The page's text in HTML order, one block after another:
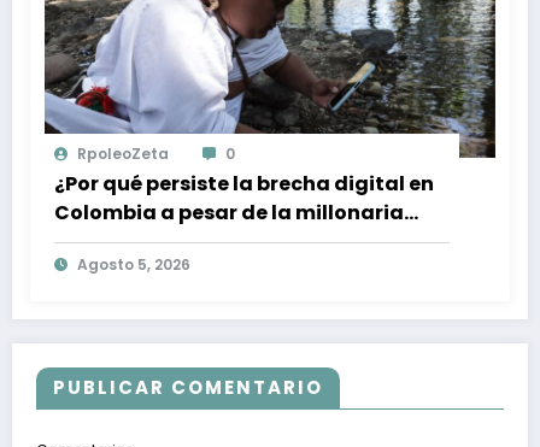
RpoleoZeta 0
¿Por qué persiste la brecha digital en
Colombia a pesar de la millonaria
inversión en conectividad?
Agosto 5, 2026
PUBLICAR COMENTARIO